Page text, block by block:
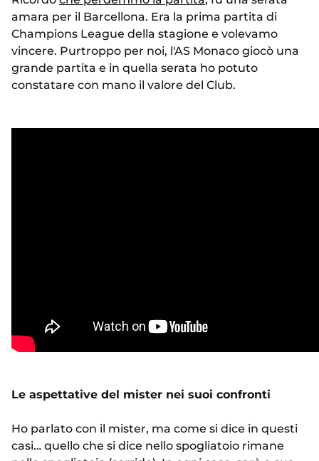
amara per il Barcellona. Era la prima partita di
Champions League della stagione e volevamo
vincere. Purtroppo per noi, l'AS Monaco giocò una
grande partita e in quella serata ho potuto
constatare con mano il valore del Club.
Le aspettative del mister nei suoi confronti
Ho parlato con il mister, ma come si dice in questi
casi… quello che si dice nello spogliatoio rimane